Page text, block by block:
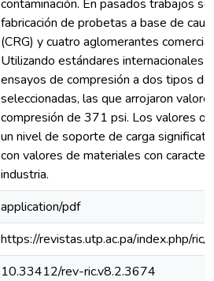
contaminación. En pasados trabajos
fabricación de probetas a base de
(CRG) y cuatro aglomerantes
Utilizando estándares internacionales
ensayos de compresión a dos tipos
seleccionadas, las que arrojaron
compresión de 371 psi. Los valores
un nivel de soporte de carga
con valores de materiales con
industria.
application/pdf
https://revistas.utp.ac.pa/index.php/
10.33412/rev-ric.v8.2.3674